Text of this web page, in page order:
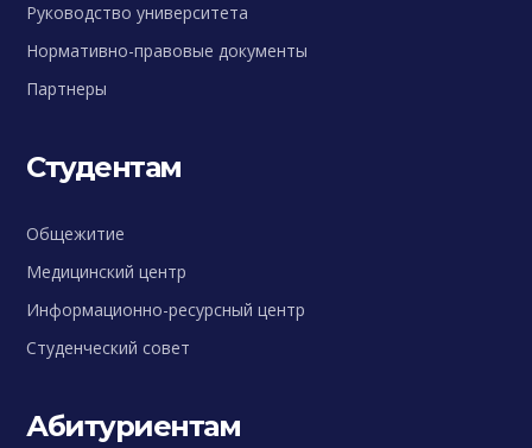
Руководство университета
Нормативно-правовые документы
Партнеры
Студентам
Общежитие
Медицинский центр
Информационно-ресурсный центр
Студенческий совет
Абитуриентам